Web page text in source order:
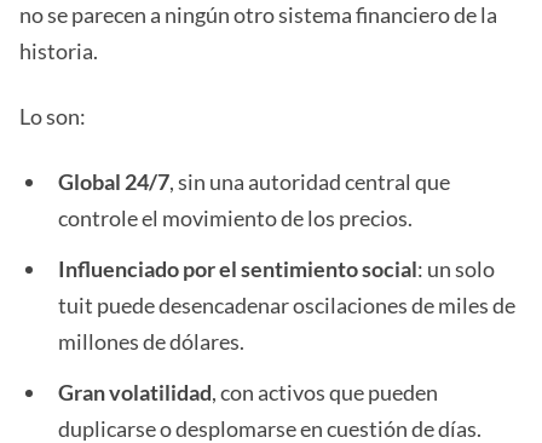
no se parecen a ningún otro sistema financiero de la
historia.
Lo son:
Global 24/7, sin una autoridad central que
controle el movimiento de los precios.
Influenciado por el sentimiento social: un solo
tuit puede desencadenar oscilaciones de miles de
millones de dólares.
Gran volatilidad, con activos que pueden
duplicarse o desplomarse en cuestión de días.